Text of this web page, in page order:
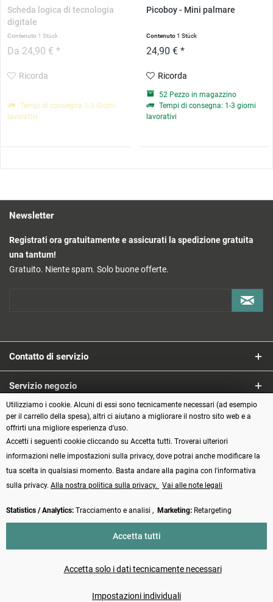
Scheda logica di tecnologia
digitale
Contenuto 1 Stück
Da 24,90 € *
Ricorda
Tempi di consegna 1-3 Giorni
lavorativi
Picoboy - Mini palmare
Contenuto1 Stück
24,90 € *
Ricorda
52 Pezzo in magazzino
Tempi di consegna: 1-3 giorni
lavorativi
Newsletter
Registrati ora gratuitamente e assicurati la spedizione gratuita
una tantum!
Gratuito. Niente spam. Solo buone offerte.
Contatto di servizio
Servizio negozio
Informazioni
Metodi di pagamento
Vertrag widerrufen
non diversamente indicato
Utilizziamo i cookie. Alcuni di essi sono tecnicamente necessari (ad esempio
per il carrello della spesa), altri ci aiutano a migliorare il nostro sito web e a
offrirti una migliore esperienza d'uso.
Accetti i seguenti cookie cliccando su Accetta tutti. Troverai ulteriori
informazioni nelle impostazioni sulla privacy, dove potrai anche modificare la
tua scelta in qualsiasi momento. Basta andare alla pagina con l'informativa
sulla privacy. Alla nostra politica sulla privacy. Vai alle note legali
Statistics / Analytics: Tracciamento e analisi , Marketing: Retargeting
Impostazioni individuali
Accetta solo i dati tecnicamente necessari
Accetta tutti